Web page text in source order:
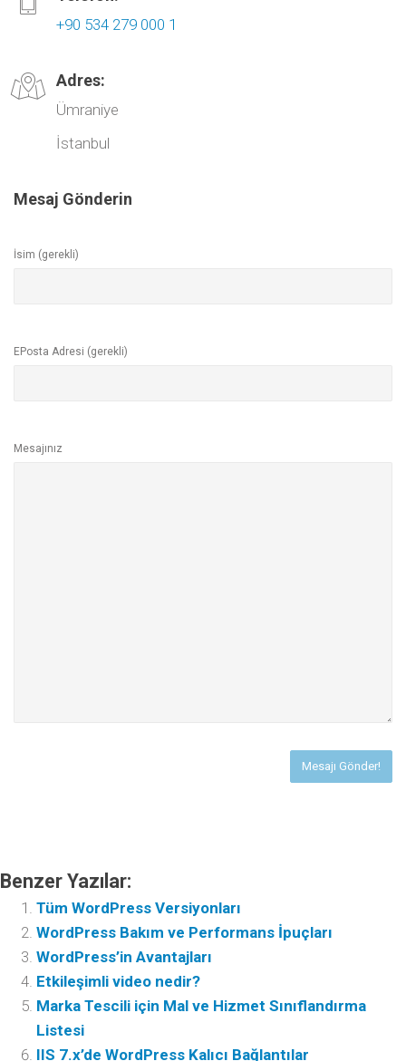
+90 534 279 000 1
Adres:
Ümraniye
İstanbul
Mesaj Gönderin
İsim (gerekli)
EPosta Adresi (gerekli)
Mesajınız
Benzer Yazılar:
Tüm WordPress Versiyonları
WordPress Bakım ve Performans İpuçları
WordPress’in Avantajları
Etkileşimli video nedir?
Marka Tescili için Mal ve Hizmet Sınıflandırma
Listesi
IIS 7.x’de WordPress Kalıcı Bağlantılar